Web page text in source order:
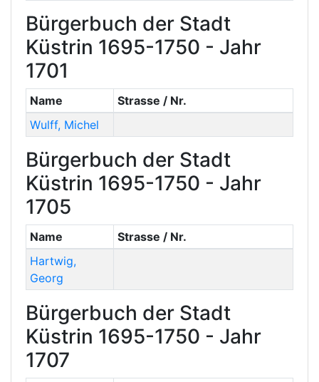
Bürgerbuch der Stadt
Küstrin 1695-1750 - Jahr
1701
Name
Strasse / Nr.
Wulff, Michel
Bürgerbuch der Stadt
Küstrin 1695-1750 - Jahr
1705
Name
Strasse / Nr.
Hartwig,
Georg
Bürgerbuch der Stadt
Küstrin 1695-1750 - Jahr
1707